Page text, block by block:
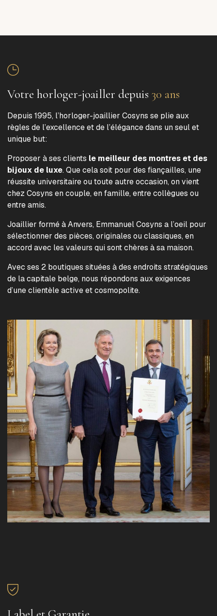
Votre horloger-joailler depuis 30 ans
Depuis 1995, l’horloger-joaillier Cosyns se plie aux
règles de l’excellence et de l’élégance dans un seul et
unique but:
Proposer à ses clients le meilleur des montres et des
bijoux de luxe. Que cela soit pour des fiançailles, une
réussite universitaire ou toute autre occasion, on vient
chez Cosyns en couple, en famille, entre collègues ou
entre amis.
Joaillier formé à Anvers, Emmanuel Cosyns a l’oeil pour
sélectionner des pièces, originales ou classiques, en
accord avec les valeurs qui sont chères à sa maison.
Avec ses 2 boutiques situées à des endroits stratégiques
de la capitale belge, nous répondons aux exigences
d’une clientèle active et cosmopolite.